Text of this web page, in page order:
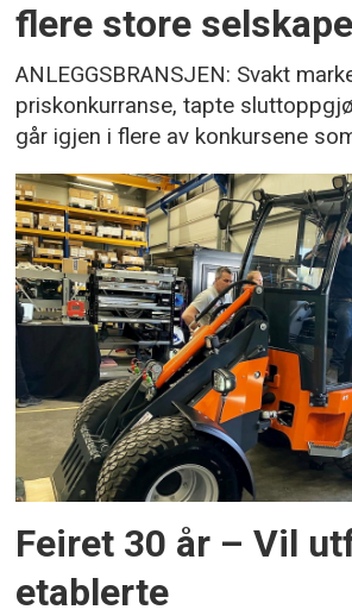
flere store
ANLEGGSBRANSJEN: Svakt
priskonkurranse, tapte
går igjen i flere av konkursene
Feiret 30 år – Vil
etablerte